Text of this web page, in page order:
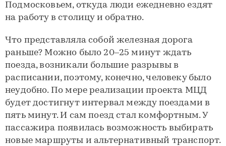
Подмосковьем, откуда люди ежедневно ездят
на работу в столицу и обратно.
Что представляла собой железная дорога
раньше? Можно было 20–25 минут ждать
поезда, возникали большие разрывы в
расписании, поэтому, конечно, человеку было
неудобно. По мере реализации проекта МЦД
будет достигнут интервал между поездами в
пять минут. И сам поезд стал комфортным. У
пассажира появилась возможность выбирать
новые маршруты и альтернативный транспорт.